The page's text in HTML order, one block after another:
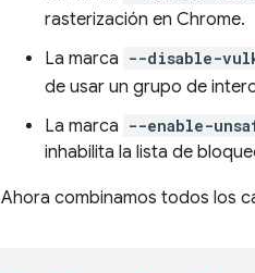
rasterización en Chrome.
La marca --disable-
de usar un grupo de
La marca --enable-
inhabilita la lista de
Ahora combinamos todos los